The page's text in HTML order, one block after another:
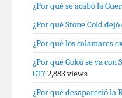
¿Por qué se acabó la
¿Por qué Stone Cold
¿Por qué los calamares
¿Por qué Gokú se va
GT? 2,883 views
¿Por qué desapareció la